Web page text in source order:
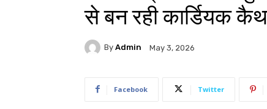
से बन रही कार्डियक
By Admin May 3, 2026
Facebook Twitter